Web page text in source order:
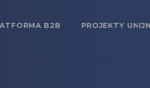
B2B PROJEKTY